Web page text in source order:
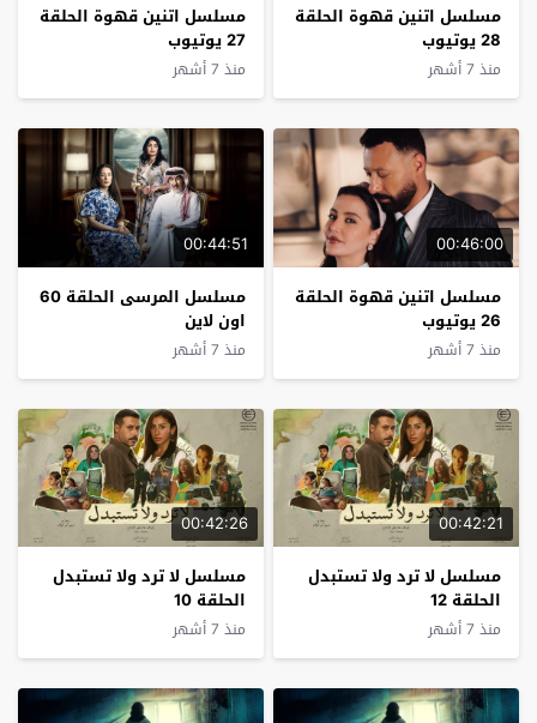
مسلسل اتنين قهوة الحلقة
28 يوتيوب
منذ 7 أشهر
مسلسل اتنين قهوة الحلقة
27 يوتيوب
منذ 7 أشهر
00:46:00
مسلسل اتنين قهوة الحلقة
26 يوتيوب
منذ 7 أشهر
00:44:51
مسلسل المرسى الحلقة 60
اون لاين
منذ 7 أشهر
00:42:21
مسلسل لا ترد ولا تستبدل
الحلقة 12
منذ 7 أشهر
00:42:26
مسلسل لا ترد ولا تستبدل
الحلقة 10
منذ 7 أشهر